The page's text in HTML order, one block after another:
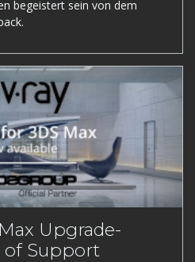
begeistert sein von dem
Upgrade-
of Support